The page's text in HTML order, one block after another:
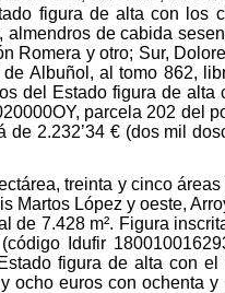
figura de alta con los
de cabida
Romera y otro; Sur,
Albuñol, al tomo 862,
del Estado figura de alta
parcela 202 del
2.232’34 € (dos mil
treinta y cinco
Martos López y oeste,
de 7.428 m². Figura
Idufir
figura de alta con
ocho euros con ochenta y